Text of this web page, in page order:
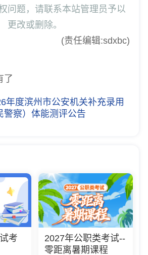
问题，请联系本站管理员予以
更改或删除。
(责任编辑:sdxbc)
了
年度滨州市公安机关补充录用
警察）体能测评公告
考
2027年公职类考试--
零距离暑期课程